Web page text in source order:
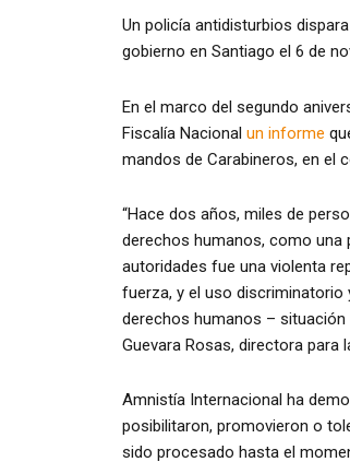
Un policía antidisturbios
gobierno en Santiago el 6 de
En el marco del segundo
Fiscalía Nacional un informe
mandos de Carabineros, en el
“Hace dos años, miles de
derechos humanos, como una
autoridades fue una violenta
fuerza, y el uso discriminatorio
derechos humanos – situación
Guevara Rosas, directora para
Amnistía Internacional ha
posibilitaron, promovieron o
sido procesado hasta el